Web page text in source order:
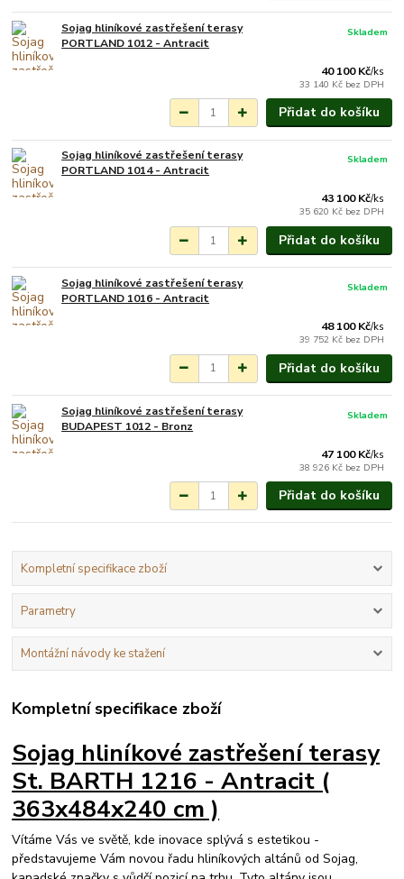
Sojag hliníkové zastřešení terasy
PORTLAND 1012 - Antracit
40 100 Kč/ks
33 140 Kč bez DPH
Skladem
Přidat do košíku
Sojag hliníkové zastřešení terasy
PORTLAND 1014 - Antracit
43 100 Kč/ks
35 620 Kč bez DPH
Skladem
Přidat do košíku
Sojag hliníkové zastřešení terasy
PORTLAND 1016 - Antracit
48 100 Kč/ks
39 752 Kč bez DPH
Skladem
Přidat do košíku
Sojag hliníkové zastřešení terasy
BUDAPEST 1012 - Bronz
47 100 Kč/ks
38 926 Kč bez DPH
Skladem
Přidat do košíku
Kompletní specifikace zboží
Parametry
Montážní návody ke stažení
Kompletní specifikace zboží
Sojag hliníkové zastřešení terasy
St. BARTH 1216 - Antracit (
363x484x240 cm )
Vítáme Vás ve světě, kde inovace splývá s estetikou -
představujeme Vám novou řadu hliníkových altánů od Sojag,